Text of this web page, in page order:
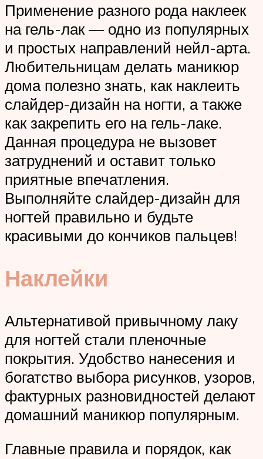
Применение разного рода наклеек
на гель-лак — одно из популярных
и простых направлений нейл-арта.
Любительницам делать маникюр
дома полезно знать, как наклеить
слайдер-дизайн на ногти, а также
как закрепить его на гель-лаке.
Данная процедура не вызовет
затруднений и оставит только
приятные впечатления.
Выполняйте слайдер-дизайн для
ногтей правильно и будьте
красивыми до кончиков пальцев!
Наклейки
Альтернативой привычному лаку
для ногтей стали пленочные
покрытия. Удобство нанесения и
богатство выбора рисунков, узоров,
фактурных разновидностей делают
домашний маникюр популярным.
Главные правила и порядок, как